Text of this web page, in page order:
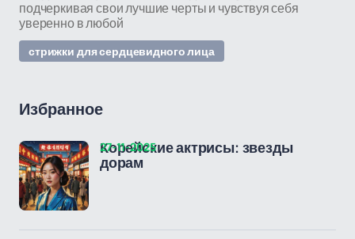
подчеркивая свои лучшие черты и чувствуя себя
уверенно в любой
стрижки для сердцевидного лица
Избранное
Корейские актрисы: звезды
дорам
27-11-2025